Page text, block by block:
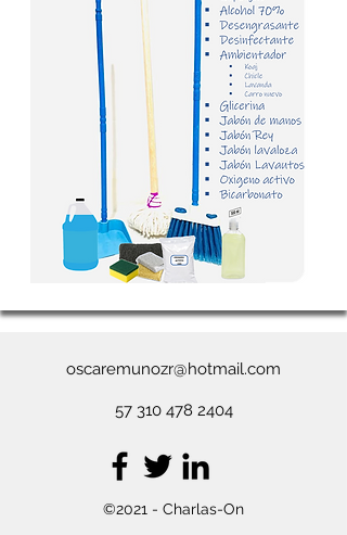
oscaremunozr@hotmail.com
57 310 478 2404
©2021 - Charlas-On